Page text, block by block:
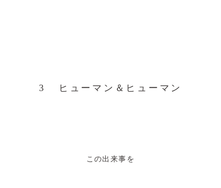
3 ヒューマン＆ヒューマン
この出来事を